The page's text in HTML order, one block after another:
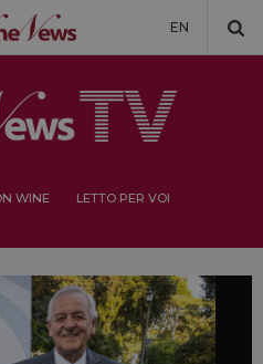
EN
WINE LETTO PER VOI